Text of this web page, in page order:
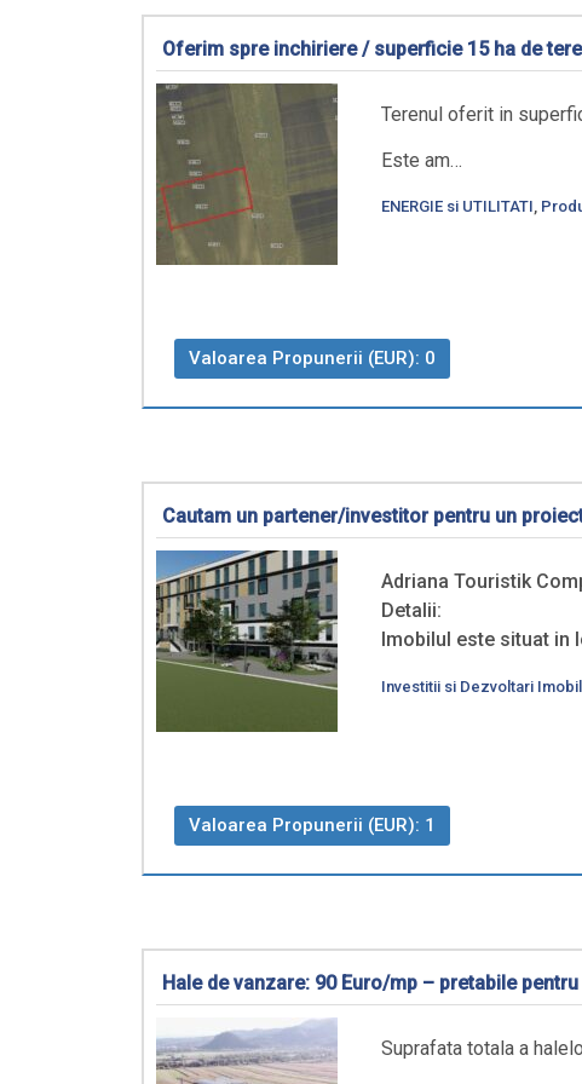
Oferim spre inchiriere / superficie 15 ha de
Terenul oferit in
Este am…
ENERGIE si UTILITATI,
Valoarea Propunerii (EUR): 0
Cautam un partener/investitor pentru un
Adriana Touristik
Detalii:
Imobilul este situat in
Investitii si Dezvoltari
Valoarea Propunerii (EUR): 1
Hale de vanzare: 90 Euro/mp – pretabile
Suprafata totala a